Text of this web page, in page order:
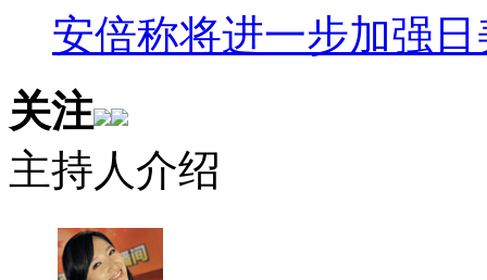
年零4个月后会开始期待男友
情纪念日求婚。各位还记得与
吧。
11岁少年拥3项国家专利发
底出生。从7岁开始先后发明
安倍称将进一步加强
关注
主持人介绍